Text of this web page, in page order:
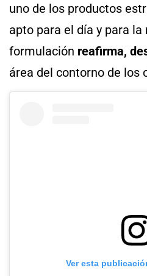
uno de los productos
apto para el día y para
formulación reafirma,
área del contorno de los
Ver esta